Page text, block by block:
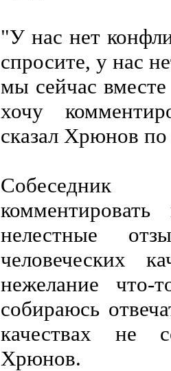
"У нас нет
спросите, у нас
мы сейчас
хочу
сказал Хрюнов
Собеседник
нелестные
человеческих
нежелание что-
собираюсь
качествах не
Хрюнов.